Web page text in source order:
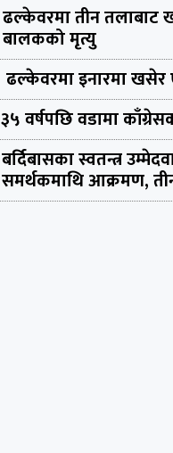
ढल्केवरमा तीन तलाबाट
बालकको मृत्यु
ढल्केवरमा इनारमा
३५ वर्षपछि वडामा
बर्दिबासका स्वतन्त्र
समर्थकमाथि आक्रमण,